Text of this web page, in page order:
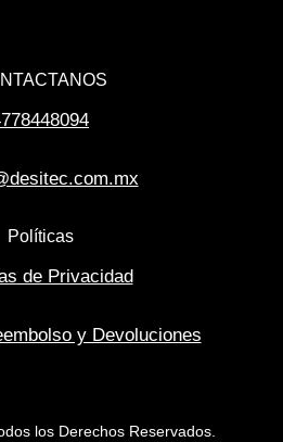
Políticas
de Privacidad
y Devoluciones
los Derechos Reservados.